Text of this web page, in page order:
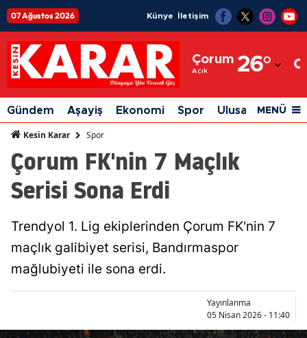
07 Ağustos 2026 Künye İletişim
Çorum
Açık 26°
Adıyaman
Afyonkarahisar
Ağrı
Amasya
Balıkesir
Bilecik
Gündem Aşayiş Ekonomi Spor Ulusal Siyaset
MENÜ
Kesin Karar Spor
Çorum FK'nin 7 Maçlık
Serisi Sona Erdi
Trendyol 1. Lig ekiplerinden Çorum FK'nin 7
maçlık galibiyet serisi, Bandırmaspor
mağlubiyeti ile sona erdi.
Yayınlanma
05 Nisan 2026 - 11:40